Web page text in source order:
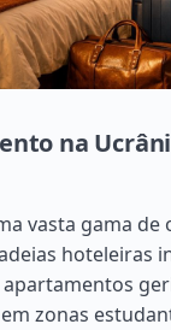
na
vasta gama de
hoteleiras
zonas